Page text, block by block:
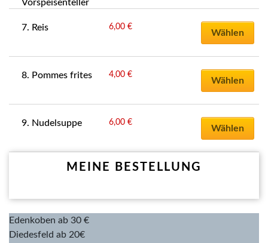
Vorspeisenteller
7. Reis 6,00€
Wählen
8. Pommes frites 4,00€
Wählen
9. Nudelsuppe 6,00€
Wählen
MEINE BESTELLUNG
Edenkoben ab 30 €
Diedesfeld ab 20€